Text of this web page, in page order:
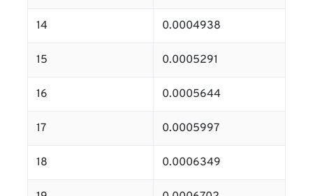
14 0.0004938
15 0.0005291
16 0.0005644
17 0.0005997
18 0.0006349